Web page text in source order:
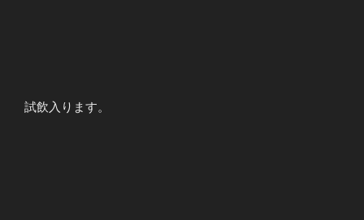
試飲入ります。